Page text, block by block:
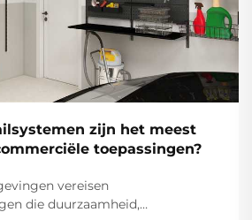
zijn het meest
toepassingen?
vereisen
die duurzaamheid,